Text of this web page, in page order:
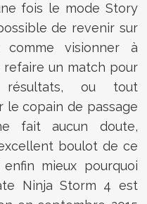
fois le mode Story
de revenir sur
visionner à
refaire un match pour
ou tout
le copain de passage
fait aucun doute,
boulot de ce
mieux pourquoi
Ninja Storm 4 est